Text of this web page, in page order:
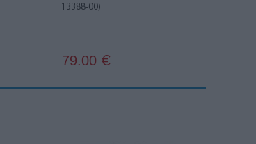
13388-00)
79.00 €